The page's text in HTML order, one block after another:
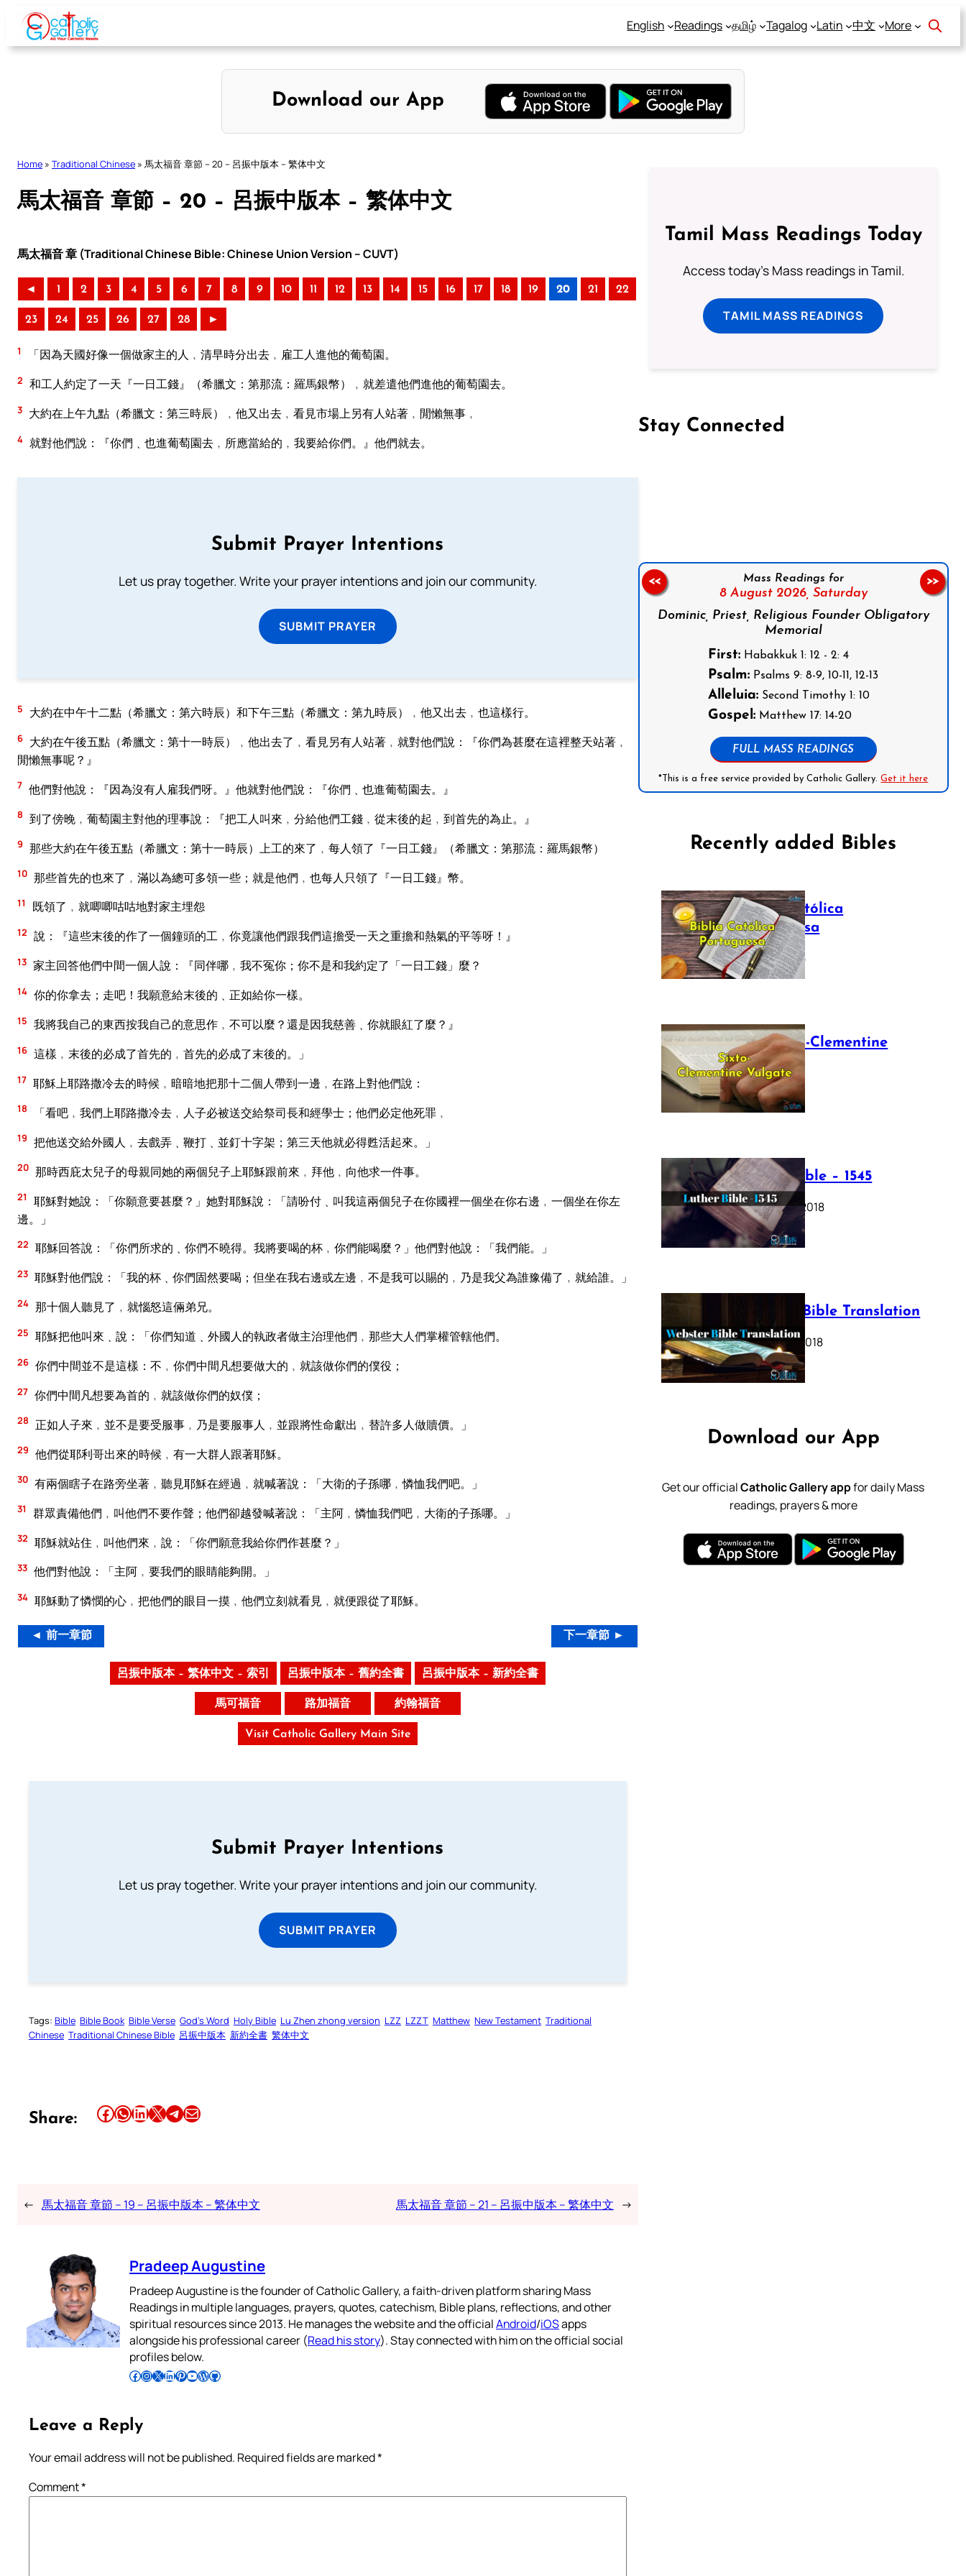
Skip
content
English Readings தமிழ் Tagalog Latin 中文 More
Download our App
Home » Traditional Chinese » 馬太福音 章節 – 20 – 呂振中版本 – 繁体中文
馬太福音 章節 – 20 – 呂振中版本 – 繁体中文
馬太福音 章 (Traditional Chinese Bible: Chinese Union Version – CUVT)
◄ 1 2 3 4 5 6 7 8 9 10 11 12 13 14 15 16 17 18 19 20 21 22
23 24 25 26 27 28 ►
1 「因為天國好像一個做家主的人﹐清早時分出去﹐雇工人進他的葡萄園。
2 和工人約定了一天『一日工錢』（希臘文：第那流：羅馬銀幣）﹐就差遣他們進他的葡萄園去。
3 大約在上午九點（希臘文：第三時辰）﹐他又出去﹐看見市場上另有人站著﹐閒懶無事﹐
4 就對他們說：『你們﹑也進葡萄園去﹐所應當給的﹐我要給你們。』他們就去。
Submit Prayer Intentions
Let us pray together. Write your prayer intentions and join our community.
SUBMIT PRAYER
5 大約在中午十二點（希臘文：第六時辰）和下午三點（希臘文：第九時辰）﹐他又出去﹐也這樣行。
6 大約在午後五點（希臘文：第十一時辰）﹐他出去了﹐看見另有人站著﹐就對他們說：『你們為甚麼在這裡整天站著﹐
閒懶無事呢？』
7 他們對他說：『因為沒有人雇我們呀。』他就對他們說：『你們﹑也進葡萄園去。』
8 到了傍晚﹐葡萄園主對他的理事說：『把工人叫來﹐分給他們工錢﹐從末後的起﹐到首先的為止。』
9 那些大約在午後五點（希臘文：第十一時辰）上工的來了﹐每人領了『一日工錢』（希臘文：第那流：羅馬銀幣）
10 那些首先的也來了﹐滿以為總可多領一些；就是他們﹐也每人只領了『一日工錢』幣。
11 既領了﹐就唧唧咕咕地對家主埋怨
12 說：『這些末後的作了一個鐘頭的工﹐你竟讓他們跟我們這擔受一天之重擔和熱氣的平等呀！』
13 家主回答他們中間一個人說：『同伴哪﹐我不冤你；你不是和我約定了「一日工錢」麼？
14 你的你拿去；走吧！我願意給末後的﹑正如給你一樣。
15 我將我自己的東西按我自己的意思作﹐不可以麼？還是因我慈善﹑你就眼紅了麼？』
16 這樣﹐末後的必成了首先的﹐首先的必成了末後的。」
17 耶穌上耶路撒冷去的時候﹐暗暗地把那十二個人帶到一邊﹐在路上對他們說：
18 「看吧﹐我們上耶路撒冷去﹐人子必被送交給祭司長和經學士；他們必定他死罪﹐
19 把他送交給外國人﹐去戲弄﹑鞭打﹑並釘十字架；第三天他就必得甦活起來。」
20 那時西庇太兒子的母親同她的兩個兒子上耶穌跟前來﹐拜他﹐向他求一件事。
21
耶穌對她說：「你願意要甚麼？」她對耶穌說：「請吩付﹑叫我這兩個兒子在你國裡一個坐在你右邊﹐一個坐在你左
邊。」
22 耶穌回答說：「你們所求的﹑你們不曉得。我將要喝的杯﹐你們能喝麼？」他們對他說：「我們能。」
23 耶穌對他們說：「我的杯﹑你們固然要喝；但坐在我右邊或左邊﹐不是我可以賜的﹐乃是我父為誰豫備了﹐就給誰。」
24 那十個人聽見了﹐就惱怒這倆弟兄。
25 耶穌把他叫來﹑說：「你們知道﹑外國人的執政者做主治理他們﹐那些大人們掌權管轄他們。
26 你們中間並不是這樣：不﹐你們中間凡想要做大的﹐就該做你們的僕役；
27 你們中間凡想要為首的﹐就該做你們的奴僕；
28 正如人子來﹐並不是要受服事﹐乃是要服事人﹐並跟將性命獻出﹐替許多人做贖價。」
29 他們從耶利哥出來的時候﹐有一大群人跟著耶穌。
30 有兩個瞎子在路旁坐著﹐聽見耶穌在經過﹐就喊著說：「大衛的子孫哪﹐憐恤我們吧。」
31 群眾責備他們﹐叫他們不要作聲；他們卻越發喊著說：「主阿﹐憐恤我們吧﹐大衛的子孫哪。」
32 耶穌就站住﹐叫他們來﹐說：「你們願意我給你們作甚麼？」
33 他們對他說：「主阿﹐要我們的眼睛能夠開。」
34 耶穌動了憐憫的心﹐把他們的眼目一摸﹐他們立刻就看見﹐就便跟從了耶穌。
◄ 前一章節 下一章節 ►
呂振中版本 – 繁体中文 – 索引 呂振中版本 – 舊約全書 呂振中版本 – 新約全書
馬可福音 路加福音 約翰福音
Visit Catholic Gallery Main Site
Submit Prayer Intentions
Let us pray together. Write your prayer intentions and join our community.
SUBMIT PRAYER
Tags: Bible Bible Book Bible Verse God’s Word Holy Bible Lu Zhen zhong version LZZ LZZT Matthew New Testament Traditional
Chinese Traditional Chinese Bible 呂振中版本 新約全書 繁体中文
Share: Share this article on Facebook Share this article on WhatsApp Share this article on LinkedIn Share this article on X Share this article on TelegramEmail this Article
← 馬太福音 章節 – 19 – 呂振中版本 – 繁体中文 馬太福音 章節 – 21 – 呂振中版本 – 繁体中文 →
Pradeep Augustine
Pradeep Augustine is the founder of Catholic Gallery, a faith-driven platform sharing Mass
Readings in multiple languages, prayers, quotes, catechism, Bible plans, reflections, and other
spiritual resources since 2013. He manages the website and the officialAndroid/iOSapps
alongside his professional career (Read his story). Stay connected with him on the official social
profiles below.
Follow Pradeep on Facebook Follow Pradeep on InstagramFollow Pradeep on X Follow Pradeep on LinkedIn Follow Pradeep on Pinterest Subscribe to Pradeep’s Youtube Channel Follow Pradeep on WordPress Follow Pradeep on GitHub
Leave a Reply
Your email address will not be published. Required fields are marked*
Comment*
Tamil Mass Readings Today
Access today's Mass readings in Tamil.
TAMIL MASS READINGS
Stay Connected
Mass Readings for
8 August 2026, Saturday
Dominic, Priest, Religious Founder Obligatory
Memorial
First: Habakkuk 1: 12 - 2: 4
Psalm: Psalms 9: 8-9, 10-11, 12-13
Alleluia: Second Timothy 1: 10
Gospel: Matthew 17: 14-20
FULL MASS READINGS
*This is a free service provided by Catholic Gallery.Get it here
<< >>
Recently added Bibles
Bíblia Católica
Portuguesa
July 16, 2025
The Sixto-Clementine
Vulgate
July 12, 2025
Luther Bible – 1545
October 17, 2018
Webster Bible Translation
October 11, 2018
Download our App
Get our officialCatholic Gallery appfor daily Mass
readings, prayers & more